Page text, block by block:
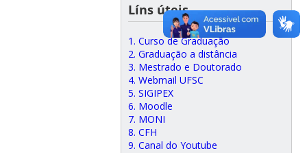
Líns úteis
1. Curso de Graduação
2. Graduação a distância
3. Mestrado e Doutorado
4. Webmail UFSC
5. SIGIPEX
6. Moodle
7. MONI
8. CFH
9. Canal do Youtube